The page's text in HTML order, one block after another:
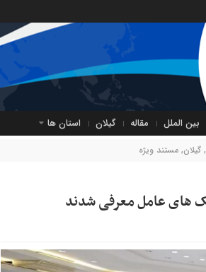
بین الملل مقاله گیلان استان ها
, گیلان, مستند ویژه